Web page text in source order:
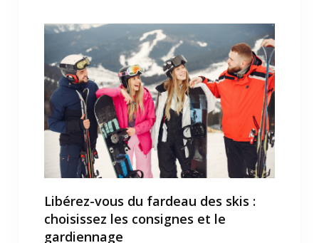
Libérez-vous du fardeau des skis :
choisissez les consignes et le
gardiennage